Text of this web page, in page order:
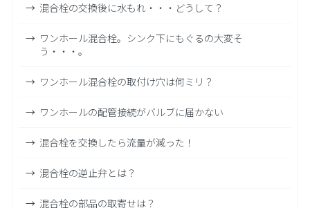
混合栓の交換後に水もれ・・・どうして？
ワンホール混合栓。シンク下にもぐるの大変そ
う・・・。
ワンホール混合栓の取付け穴は何ミリ？
ワンホールの配管接続がバルブに届かない
混合栓を交換したら流量が減った！
混合栓の逆止弁とは？
混合栓の部品の取寄せは？